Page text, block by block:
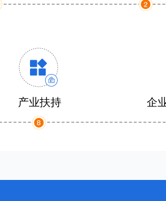
产业扶持 企